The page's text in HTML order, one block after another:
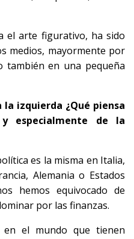
el arte figurativo, ha sido
medios, mayormente por
en una pequeña
izquierda ¿Qué piensa
especialmente de la
es la misma en Italia,
Alemania o Estados
hemos equivocado de
por las finanzas.
en el mundo que tienen